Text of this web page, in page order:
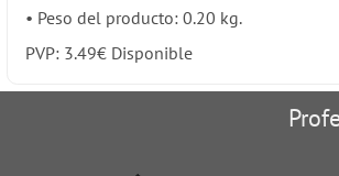
• Peso del producto: 0.20 kg.
PVP: 3.49€ Disponible